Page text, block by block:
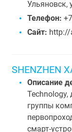
Ульяновск,
Телефон:
Сайт: http://
SHENZHEN
Описание
Technology,
группы
смарт-